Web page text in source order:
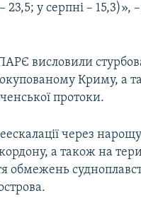
у серпні – 15,3)»,
висловили
Криму, а
протоки.
через
а також на
обмежень